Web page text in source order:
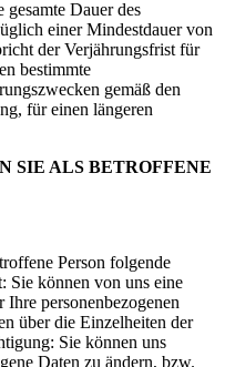
Dauer des
einer Mindestdauer von
der Verjährungsfrist für
bestimmte
gemäß den
für einen längeren
SIE ALS BETROFFENE
Person folgende
Sie können von uns eine
personenbezogenen
über die Einzelheiten der
Sie können uns
Daten zu ändern, bzw.